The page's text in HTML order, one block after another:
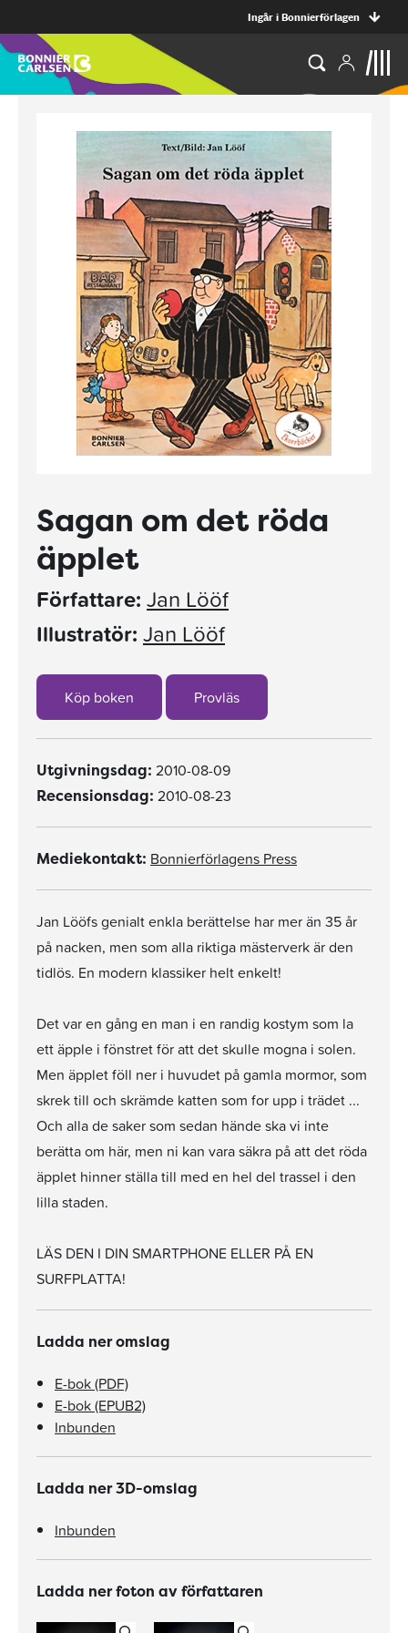
Ingår i Bonnierförlagen
Sagan om det röda
äpplet
Författare: Jan Lööf
Illustratör: Jan Lööf
Köp boken Provläs
Utgivningsdag: 2010-08-09
Recensionsdag: 2010-08-23
Mediekontakt: Bonnierförlagens Press
Jan Lööfs genialt enkla berättelse har mer än 35 år
på nacken, men som alla riktiga mästerverk är den
tidlös. En modern klassiker helt enkelt!
Det var en gång en man i en randig kostym som la
ett äpple i fönstret för att det skulle mogna i solen.
Men äpplet föll ner i huvudet på gamla mormor, som
skrek till och skrämde katten som for upp i trädet ...
Och alla de saker som sedan hände ska vi inte
berätta om här, men ni kan vara säkra på att det röda
äpplet hinner ställa till med en hel del trassel i den
lilla staden.
LÄS DEN I DIN SMARTPHONE ELLER PÅ EN
SURFPLATTA!
Ladda ner omslag
E-bok (PDF)
E-bok (EPUB2)
Inbunden
Ladda ner 3D-omslag
Inbunden
Ladda ner foton av författaren